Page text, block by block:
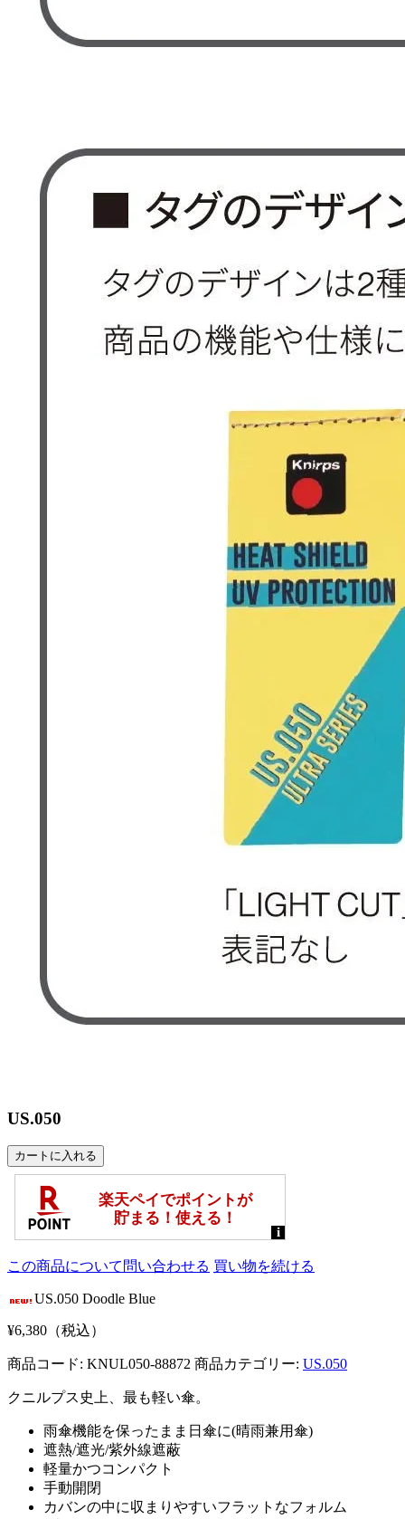
US.050
この商品について問い合わせる 買い物を続ける
US.050 Doodle Blue
¥6,380（税込）
商品コード: KNUL050-88872 商品カテゴリー: US.050
クニルプス史上、最も軽い傘。
雨傘機能を保ったまま日傘に(晴雨兼用傘)
遮熱/遮光/紫外線遮蔽
軽量かつコンパクト
手動開閉
カバンの中に収まりやすいフラットなフォルム